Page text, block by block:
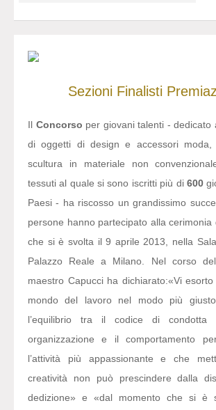
Sezioni Finalisti
Il Concorso per giovani talenti - dedicato
di oggetti di design e accessori moda,
scultura in materiale non
tessuti al quale si sono iscritti più di 600
Paesi - ha riscosso un grandissimo
persone hanno partecipato alla cerimonia
che si è svolta il 9 aprile 2013, nella
Palazzo Reale a Milano. Nel corso
maestro Capucci ha dichiarato:«Vi
mondo del lavoro nel modo più
l’equilibrio tra il codice di condotta
organizzazione e il comportamento
l’attività più appassionante e che
creatività non può prescindere dalla
dedizione» e «dal momento che si è